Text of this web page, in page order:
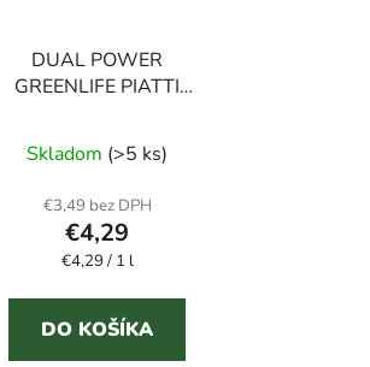
DUAL POWER
GREENLIFE PIATTI
ml prostriedok na riad
Skladom (>5 ks)
€3,49 bez DPH
€4,29
Jednotková
€4,29 / 1 l
DO KOŠÍKA